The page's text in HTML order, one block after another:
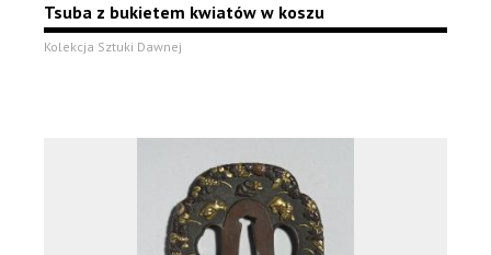
Tsuba z bukietem kwiatów w koszu
Kolekcja Sztuki Dawnej